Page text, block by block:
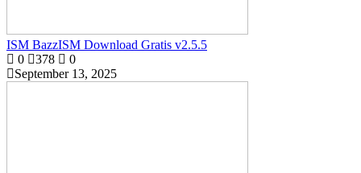
ISM BazzISM Download Gratis v2.5.5
0
378
0
September 13, 2025